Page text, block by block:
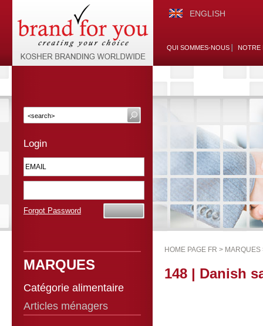
ENGLISH
QUI SOMMES-NOUS NOTRE
Login
Forgot Password
MARQUES
Catégorie alimentaire
Articles ménagers
HOME PAGE FR > MARQUES
148 | Danish